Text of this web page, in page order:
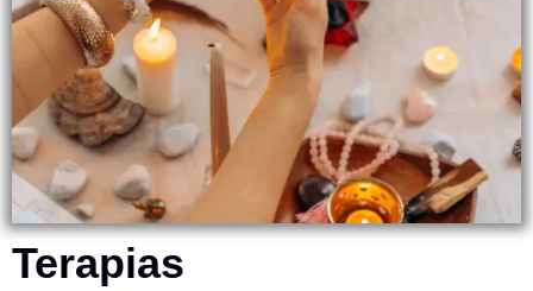
Terapias